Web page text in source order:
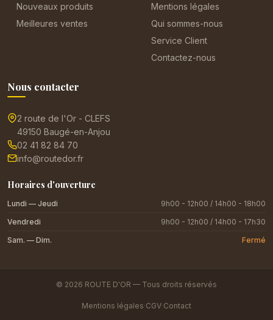
Nouveaux produits
Meilleures ventes
Mentions légales
Qui sommes-nous
Service Client
Contactez-nous
Nous contacter
2 route de l'Or - CLEFS
49150 Baugé-en-Anjou
02 41 82 84 70
info@routedor.fr
Horaires d'ouverture
Lundi — Jeudi
9h00 - 12h00 / 14h00 - 18h00
Vendredi
9h00 - 12h00 / 14h00 - 17h30
Sam. — Dim.
Fermé
© 2026 ROUTE D'OR — Tous droits réservés
Mentions légales·CGV·Contact